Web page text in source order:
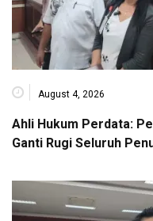
August 4, 2026
Ahli Hukum Perdata:
Ganti Rugi Seluruh